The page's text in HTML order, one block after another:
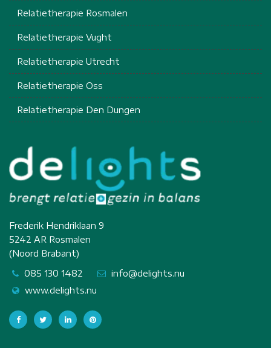
Relatietherapie Rosmalen
Relatietherapie Vught
Relatietherapie Utrecht
Relatietherapie Oss
Relatietherapie Den Dungen
Frederik Hendriklaan 9
5242 AR Rosmalen
(Noord Brabant)
085 130 1482
info@delights.nu
www.delights.nu